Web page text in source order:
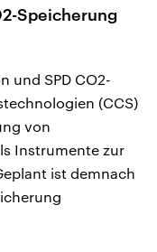
Speicherung
und SPD CO2-
(CCS)
von
Instrumente zur
ist demnach